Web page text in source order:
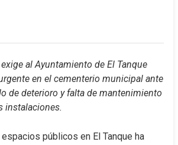
al Ayuntamiento de El Tanque
en el cementerio municipal ante
de deterioro y falta de mantenimiento
instalaciones.
públicos en El Tanque ha